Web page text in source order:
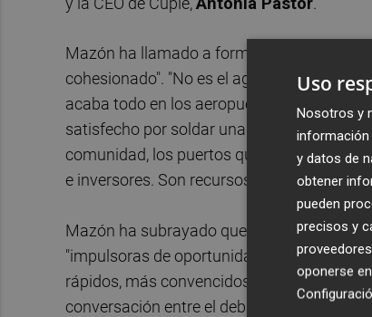
Mazón ha llamado a formar con los
cohesionado". "No es el agua para
acaba todo en los aeropuertos para los
satisfecho por soldar una deuda o por
comunidad, los puertos que nos
e inversores. Son recursos para la
Mazón ha subrayado que se necesita a
"impulsoras de oportunidades" ante las "la
rápidos, más convencidos". Además, ha
conversación entre el debate público y la
Uso
Nosotros y
información
y datos de
obtener
pueden
precisos y
oponerse en